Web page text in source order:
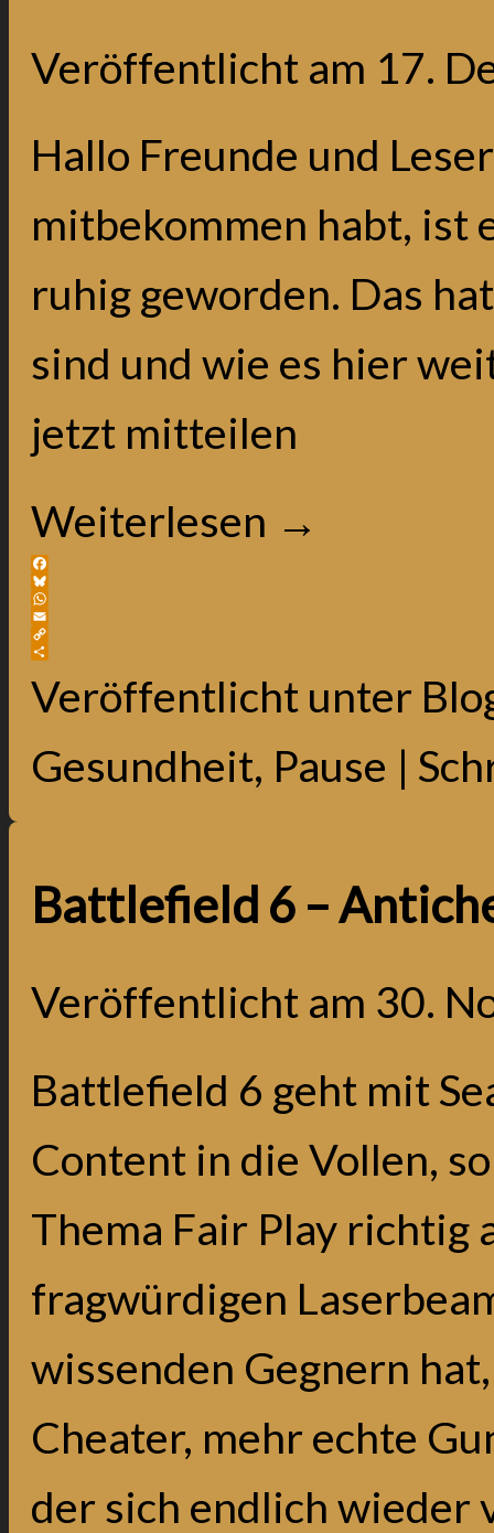
Veröffentlicht am 17.
Hallo Freunde und
mitbekommen habt, ist
ruhig geworden. Das
sind und wie es hier
jetzt mitteilen
Weiterlesen →
Facebook
Bluesky
WhatsApp
Email
Copy
Veröffentlicht unter
Gesundheit, Pause |
Battlefield 6 –
Veröffentlicht am 30.
Battlefield 6 geht mit
Content in die Vollen,
Thema Fair Play richtig
fragwürdigen
wissenden Gegnern
Cheater, mehr echte
der sich endlich wieder